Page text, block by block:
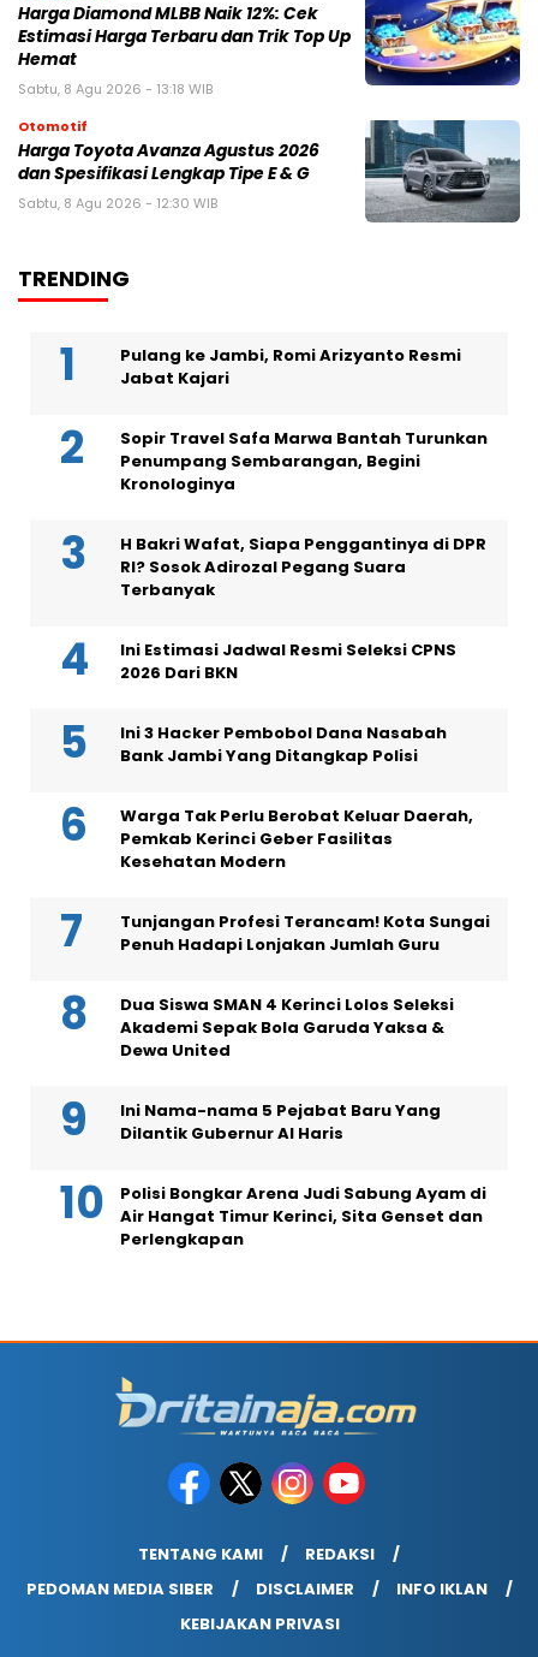
Harga Diamond MLBB Naik 12%: Cek
Estimasi Harga Terbaru dan Trik Top Up
Hemat
Sabtu, 8 Agu 2026 - 13:18 WIB
Otomotif
Harga Toyota Avanza Agustus 2026
dan Spesifikasi Lengkap Tipe E & G
Sabtu, 8 Agu 2026 - 12:30 WIB
TRENDING
Pulang ke Jambi, Romi Arizyanto Resmi
Jabat Kajari
Sopir Travel Safa Marwa Bantah Turunkan
Penumpang Sembarangan, Begini
Kronologinya
H Bakri Wafat, Siapa Penggantinya di DPR
RI? Sosok Adirozal Pegang Suara
Terbanyak
Ini Estimasi Jadwal Resmi Seleksi CPNS
2026 Dari BKN
Ini 3 Hacker Pembobol Dana Nasabah
Bank Jambi Yang Ditangkap Polisi
Warga Tak Perlu Berobat Keluar Daerah,
Pemkab Kerinci Geber Fasilitas
Kesehatan Modern
Tunjangan Profesi Terancam! Kota Sungai
Penuh Hadapi Lonjakan Jumlah Guru
Dua Siswa SMAN 4 Kerinci Lolos Seleksi
Akademi Sepak Bola Garuda Yaksa &
Dewa United
Ini Nama-nama 5 Pejabat Baru Yang
Dilantik Gubernur Al Haris
Polisi Bongkar Arena Judi Sabung Ayam di
Air Hangat Timur Kerinci, Sita Genset dan
Perlengkapan
TENTANG KAMI
REDAKSI
PEDOMAN MEDIA SIBER
DISCLAIMER
INFO IKLAN
KEBIJAKAN PRIVASI